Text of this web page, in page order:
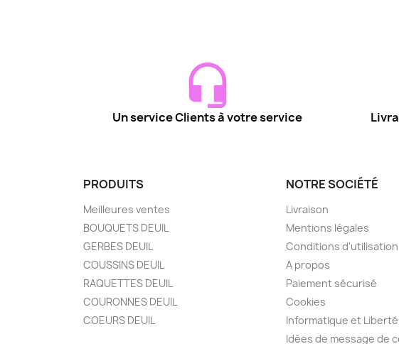
Un service Clients à votre service
PRODUITS
Meilleures ventes
BOUQUETS DEUIL
GERBES DEUIL
COUSSINS DEUIL
RAQUETTES DEUIL
COURONNES DEUIL
COEURS DEUIL
NOTRE SOCIÉTÉ
Livraison
Mentions légales
Conditions d'utilisation
A propos
Paiement sécurisé
Cookies
Informatique et
Idées de message de